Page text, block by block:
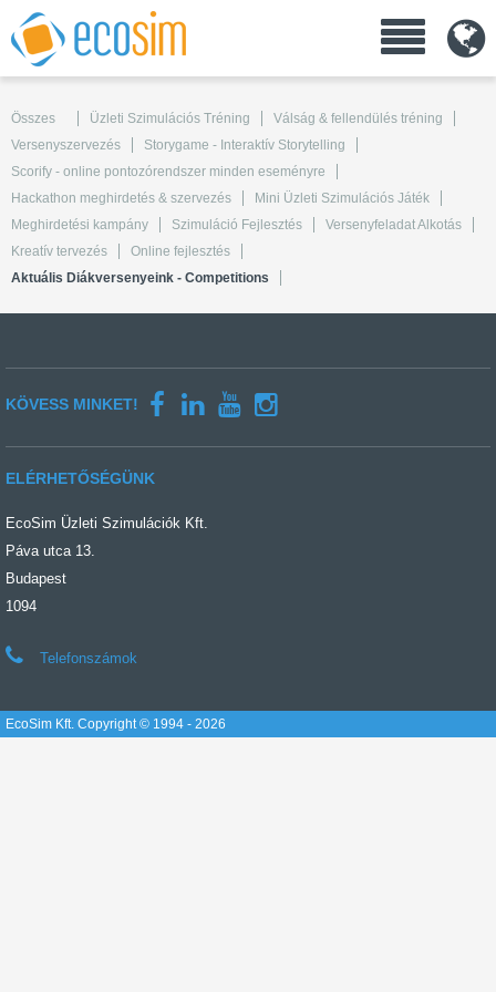
Összes Üzleti Szimulációs Tréning
Válság & fellendülés tréning
Versenyszervezés
Storygame - Interaktív Storytelling
Scorify - online pontozórendszer minden eseményre
Hackathon meghirdetés & szervezés
Mini Üzleti Szimulációs Játék
Meghirdetési kampány
Szimuláció Fejlesztés
Versenyfeladat Alkotás
Kreatív tervezés
Online fejlesztés
Aktuális Diákversenyeink - Competitions
KÖVESS MINKET!
ELÉRHETŐSÉGÜNK
EcoSim Üzleti Szimulációk Kft.
Páva utca 13.
Budapest
1094
Telefonszámok
EcoSim Kft. Copyright © 1994 - 2026